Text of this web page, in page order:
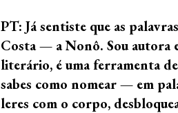
PT: Já sentiste que as
Costa — a Nonô. Sou autora
literário, é uma ferramenta
sabes como nomear — em
leres com o corpo,